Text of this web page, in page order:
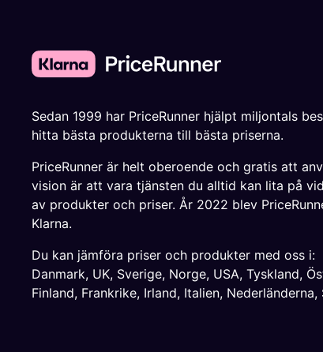
Sedan 1999 har PriceRunner hjälpt miljontals
hitta bästa produkterna till bästa priserna.
PriceRunner är helt oberoende och gratis att
vision är att vara tjänsten du alltid kan lita på
av produkter och priser. År 2022 blev
Klarna.
Du kan jämföra priser och produkter med oss i:
Danmark, UK, Sverige, Norge, USA, Tyskland,
Finland, Frankrike, Irland, Italien, Nederländerna,